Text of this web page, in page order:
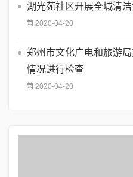
湖光苑社区开展全城清
2020-04-20
郑州市文化广电和旅游
情况进行检查
2020-04-20